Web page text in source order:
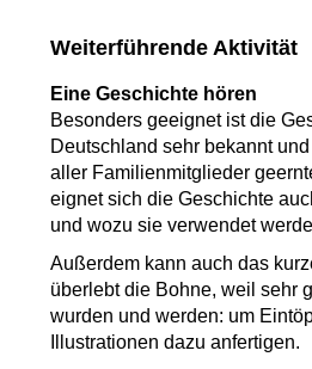
Weiterführende Aktivität
Eine Geschichte hören
Besonders geeignet ist die
Deutschland sehr bekannt
aller Familienmitglieder
eignet sich die Geschichte
und wozu sie verwendet
Außerdem kann auch das
überlebt die Bohne, weil sehr
wurden und werden: um
Illustrationen dazu anfertigen.